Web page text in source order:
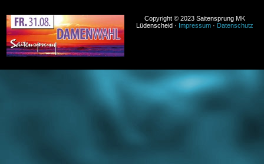
Copyright © 2023 Saitensprung MK
Lüdenscheid · Impressum· Datenschutz